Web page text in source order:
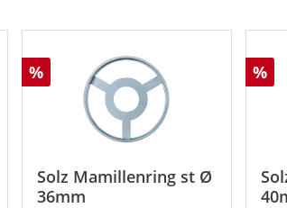
Rabatt
%
Solz Mamillenring st Ø
36mm
%